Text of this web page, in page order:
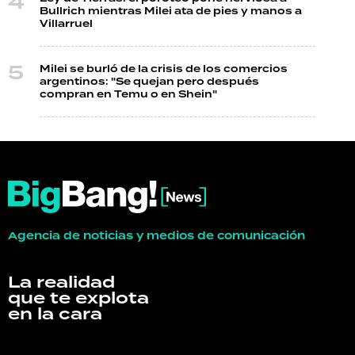
Bullrich mientras Milei ata de pies y manos a
Villarruel
Milei se burló de la crisis de los comercios
argentinos: "Se quejan pero después
compran en Temu o en Shein"
Agencia de noticias y medios de comunicación
La realidad
que te explota
en la cara